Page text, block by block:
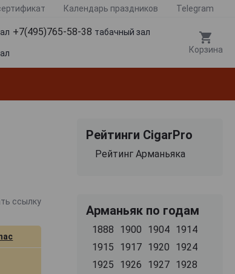
Календарь праздников Telegram
+7(495)765-58-38 табачный зал
Корзина
ссылку
Рейтинги CigarPro
Рейтинг Арманьяка
Арманьяк по годам
1888 1900 1904 1914
1915
1917 1920
1924
1925
1926 1927 1928